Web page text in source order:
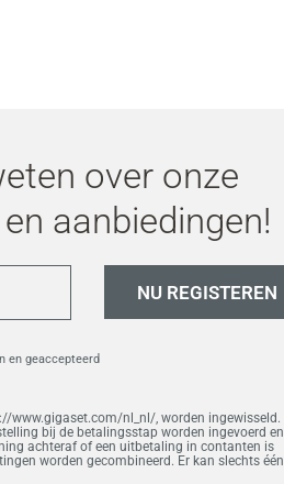
over onze
aanbiedingen!
NU REGISTEREN
en geaccepteerd
www.gigaset.com/nl_nl/, worden ingewisseld.
bij de betalingsstap worden ingevoerd en
achteraf of een uitbetaling in contanten is
worden gecombineerd. Er kan slechts één